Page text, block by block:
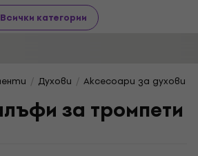
Всички категории
Духови Аксесоари за духови
за тромпети